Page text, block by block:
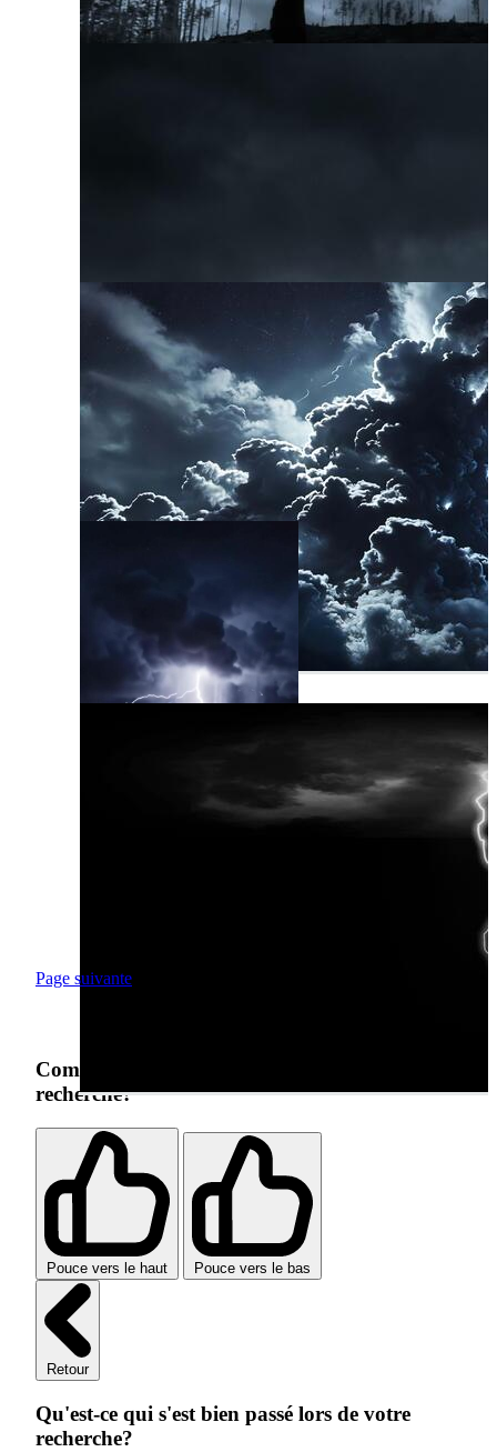
Page suivante
Comment s'est passée votre expérience de
recherche?
Pouce vers le haut Pouce vers le bas
Retour
Qu'est-ce qui s'est bien passé lors de votre
recherche?